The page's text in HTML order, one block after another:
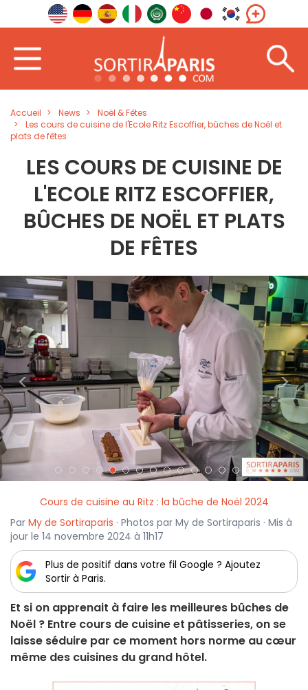
Accueil News
Noël & Fêtes
Les cours de cuisine de l'Ecole Ritz Escoffier, bûches de Noël et
plats de fêtes
LES COURS DE CUISINE DE
L'ECOLE RITZ ESCOFFIER,
BÛCHES DE NOËL ET PLATS
DE FÊTES
< >
Cours de cuisine au Ritz : la bûche de Noël 2024
Par My de Sortiraparis · Photos par My de Sortiraparis · Mis à
jour le 14 novembre 2024 à 11h17
Plus de positif dans votre fil Google ? Ajoutez
Sortir à Paris.
Et si on apprenait à faire les meilleures bûches de
Noël ? Entre cours de cuisine et pâtisseries, on se
laisse séduire par ce moment hors norme au cœur
même des cuisines du grand hôtel.